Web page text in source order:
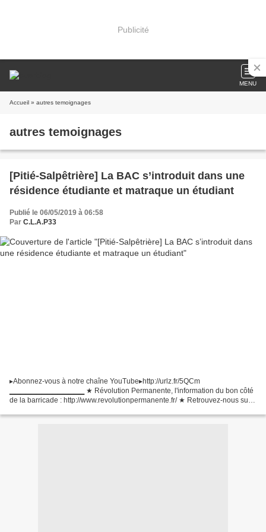
Publicité
MENU
Accueil » autres temoignages
autres temoignages
[Pitié-Salpêtrière] La BAC s’introduit dans une
résidence étudiante et matraque un étudiant
Publié le 06/05/2019 à 06:58
Par C.L.A.P33
▸Abonnez-vous à notre chaîne YouTube▸http://urlz.fr/5QCm
▁▁▁▁▁▁▁▁▁▁▁▁▁▁ ★ Révolution Permanente, l'information du bon côté
de la barricade : http://www.revolutionpermanente.fr/ ★ Retrouvez-nous sur
▸Facebook▸https://www.facebook.com/RevolutionPermanente.fr...